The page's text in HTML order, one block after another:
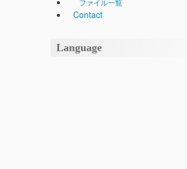
ファイル一覧
Contact
Language